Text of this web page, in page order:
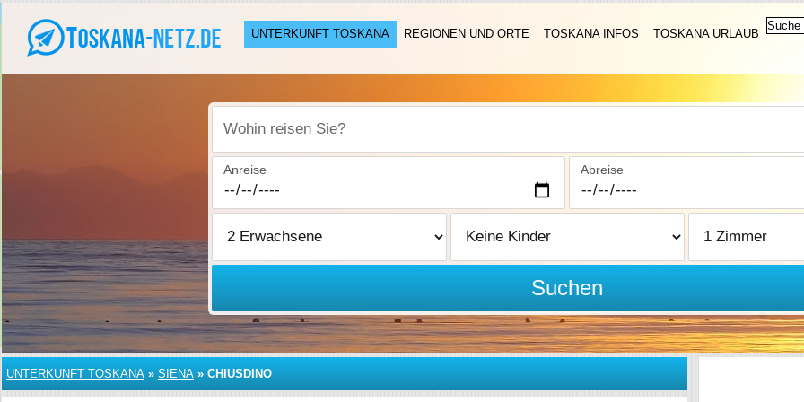
UNTERKUNFT TOSKANA REGIONEN UND ORTE TOSKANA INFOS TOSKANA URLAUB
Wohin reisen Sie?
Anreise Abreise
Suchen
UNTERKUNFT TOSKANA » SIENA » CHIUSDINO